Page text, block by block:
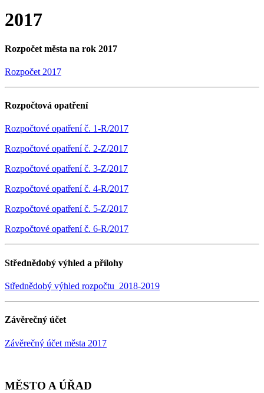
2017
Rozpočet města na rok 2017
Rozpočet 2017
Rozpočtová opatření
Rozpočtové opatření č. 1-R/2017
Rozpočtové opatření č. 2-Z/2017
Rozpočtové opatření č. 3-Z/2017
Rozpočtové opatření č. 4-R/2017
Rozpočtové opatření č. 5-Z/2017
Rozpočtové opatření č. 6-R/2017
Střednědobý výhled a přílohy
Střednědobý výhled rozpočtu 2018-2019
Závěrečný účet
Závěrečný účet města 2017
MĚSTO A ÚŘAD